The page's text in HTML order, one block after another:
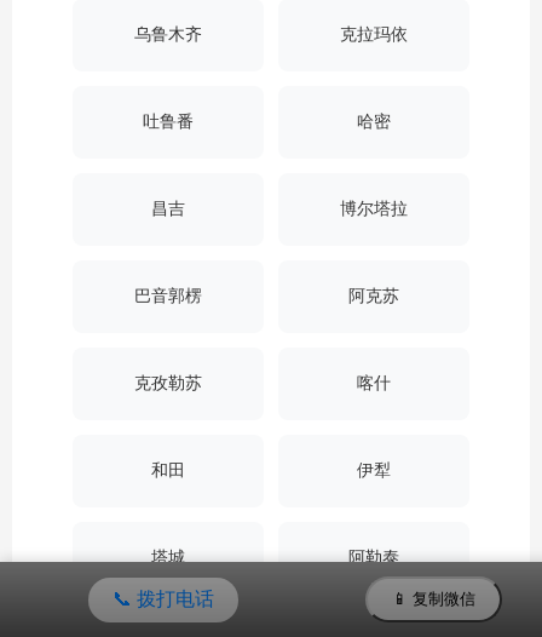
乌鲁木齐 克拉玛依
吐鲁番 哈密
昌吉 博尔塔拉
巴音郭楞 阿克苏
克孜勒苏 喀什
和田 伊犁
塔城 阿勒泰
📞 拨打电话 📱 复制微信